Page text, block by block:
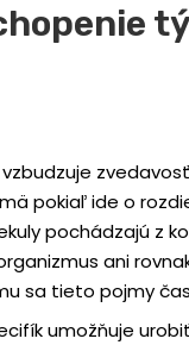
pokiaľ ide o
pochádzajú z
ani
sa tieto pojmy
umožňuje